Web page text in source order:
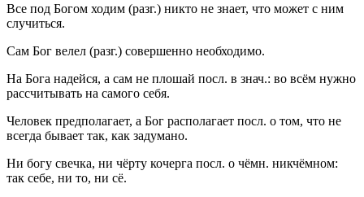
Все под Богом ходим (разг.) никто не знает, что может с ним
случиться.
Сам Бог велел (разг.) совершенно необходимо.
На Бога надейся, а сам не плошай посл. в знач.: во всём нужно
рассчитывать на самого себя.
Человек предполагает, а Бог располагает посл. о том, что не
всегда бывает так, как задумано.
Ни богу свечка, ни чёрту кочерга посл. о чёмн. никчёмном:
так себе, ни то, ни сё.